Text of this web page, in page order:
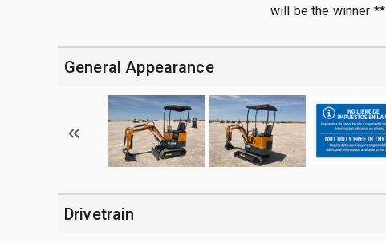
will be the winner **
General Appearance
Drivetrain